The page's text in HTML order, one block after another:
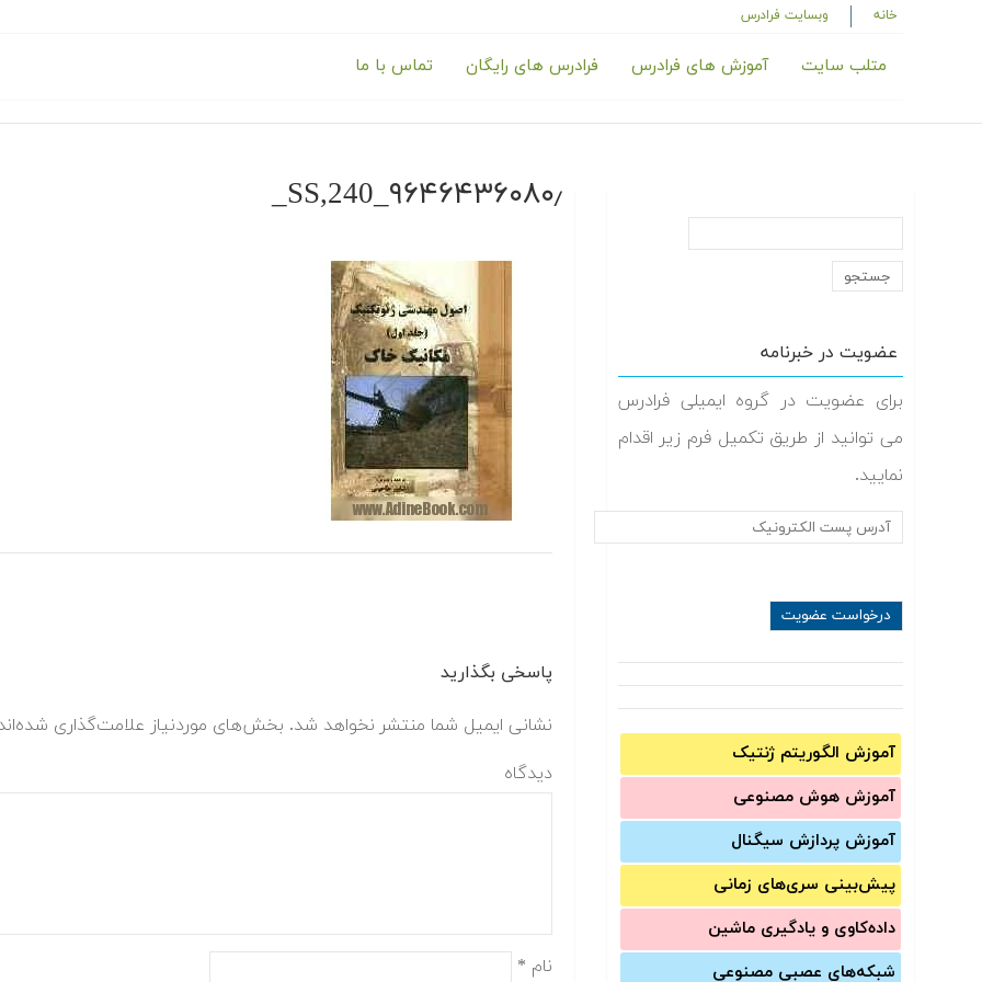
خانه وبسایت فرادرس
متلب سایت آموزش های فرادرس فرادرس های رایگان تماس با ما
عضویت در خبرنامه
برای عضویت در گروه ایمیلی فرادرس
می توانید از طریق تکمیل فرم زیر اقدام
نمایید.
آموزش الگوریتم ژنتیک
آموزش‌ هوش مصنوعی
آموزش‌ پردازش سیگنال
پیش‌‌بینی سری‌‌های زمانی
داده‌کاوی و یادگیری ماشین
شبکه‌های عصبی مصنوعی
۹۶۴۶۴۳۶۰۸۰٫_SS,240_
پاسخی بگذارید
نشانی ایمیل شما منتشر نخواهد شد. بخش‌های موردنیاز علامت‌گذاری
دیدگاه
نام *